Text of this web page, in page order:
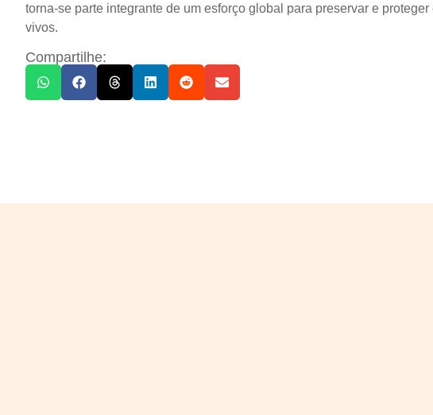
torna-se parte integrante de um esforço global para preservar e
vivos.
Compartilhe: